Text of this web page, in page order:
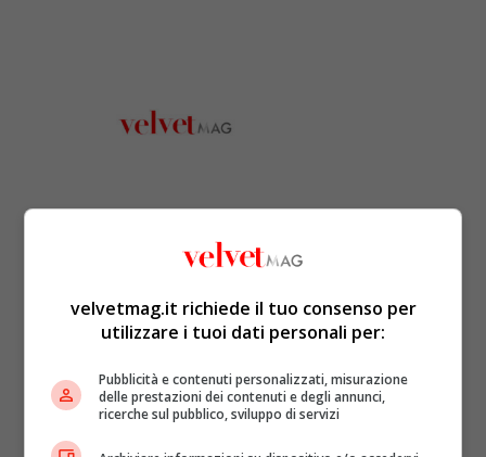
velvetmag.it richiede il tuo consenso per
utilizzare i tuoi dati personali per:
Pubblicità e contenuti personalizzati, misurazione
delle prestazioni dei contenuti e degli annunci,
ricerche sul pubblico, sviluppo di servizi